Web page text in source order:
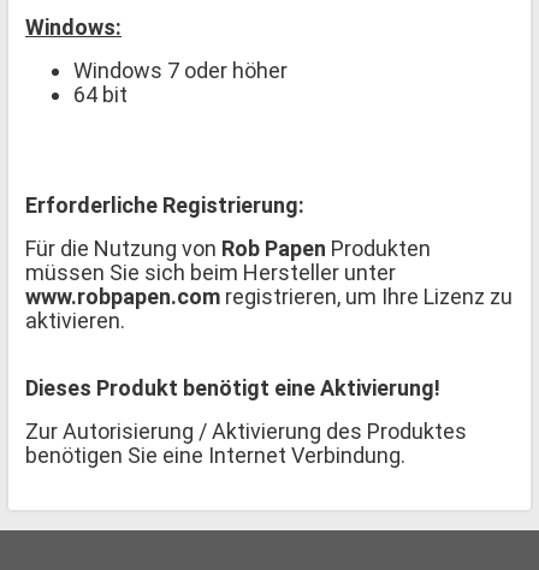
Windows:
Windows 7 oder höher
64 bit
Erforderliche Registrierung:
Für die Nutzung von Rob Papen Produkten
müssen Sie sich beim Hersteller unter
www.robpapen.com registrieren, um Ihre Lizenz zu
aktivieren.
Dieses Produkt benötigt eine Aktivierung!
Zur Autorisierung / Aktivierung des Produktes
benötigen Sie eine Internet Verbindung.